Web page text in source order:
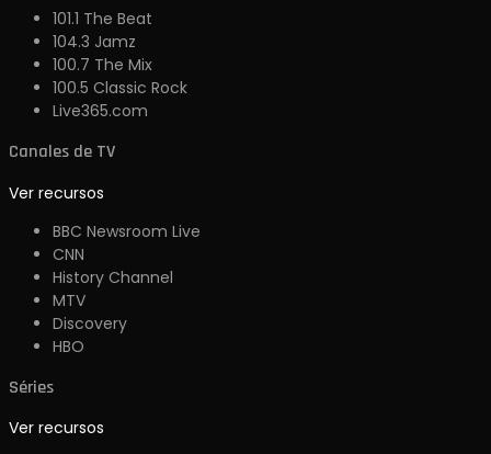
101.1 The Beat
104.3 Jamz
100.7 The Mix
100.5 Classic Rock
Live365.com
Canales de TV
Ver recursos
BBC Newsroom Live
CNN
History Channel
MTV
Discovery
HBO
Séries
Ver recursos